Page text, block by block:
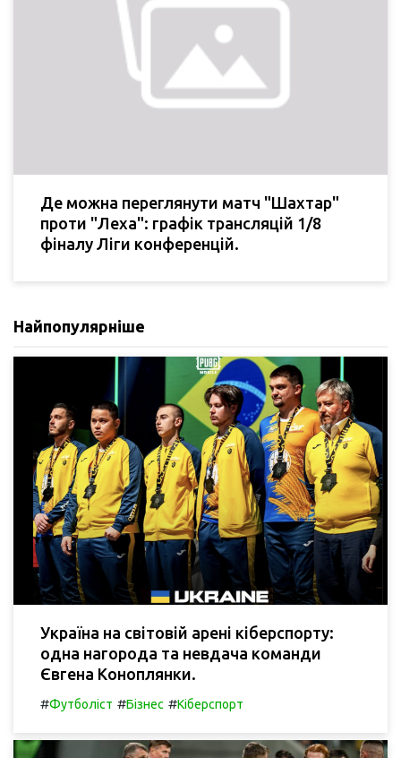
Де можна переглянути матч "Шахтар"
проти "Леха": графік трансляцій 1/8
фіналу Ліги конференцій.
Найпопулярніше
Україна на світовій арені кіберспорту:
одна нагорода та невдача команди
Євгена Коноплянки.
#Футболіст #Бізнес #Кіберспорт